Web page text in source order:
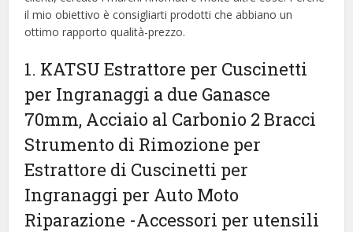
il mio obiettivo è consigliarti prodotti che abbiano un
ottimo rapporto qualità-prezzo.
1. KATSU Estrattore per Cuscinetti
per Ingranaggi a due Ganasce
70mm, Acciaio al Carbonio 2 Bracci
Strumento di Rimozione per
Estrattore di Cuscinetti per
Ingranaggi per Auto Moto
Riparazione -Accessori per utensili